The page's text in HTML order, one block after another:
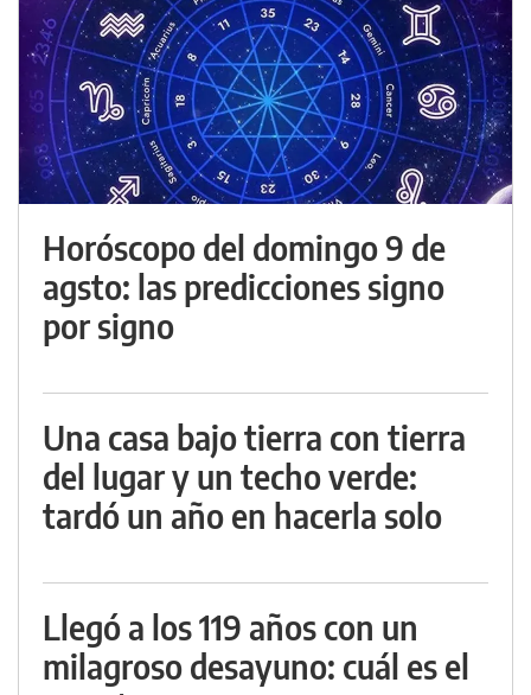
Horóscopo del domingo 9 de
agsto: las predicciones signo
por signo
Una casa bajo tierra con tierra
del lugar y un techo verde:
tardó un año en hacerla solo
Llegó a los 119 años con un
milagroso desayuno: cuál es el